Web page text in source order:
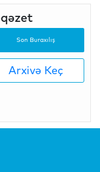
Son Buraxılış
Arxivə Keç